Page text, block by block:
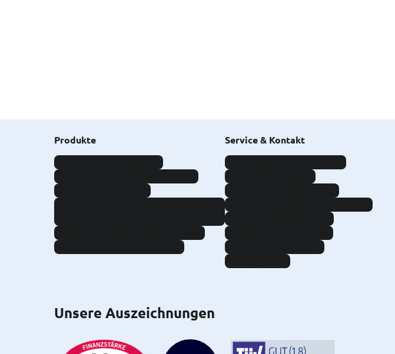
Produkte
Zahnzusatzversicherung
Krankenhauszusatzversicherung
Gesundheitsvorsorge
Private Krankenversicherung für
Zusatzversicherung Heilpraktiker
Private Krankenversicherung
Service & Kontakt
Kostenfreies Kundenportal
Kfz-Schaden melden
Leistungsantrag per Post
Leistungsantrag per Service App
Elektronisches Postfach
Online-Kontaktformular
Telefonischer Kontakt
Berater finden
Unsere Auszeichnungen